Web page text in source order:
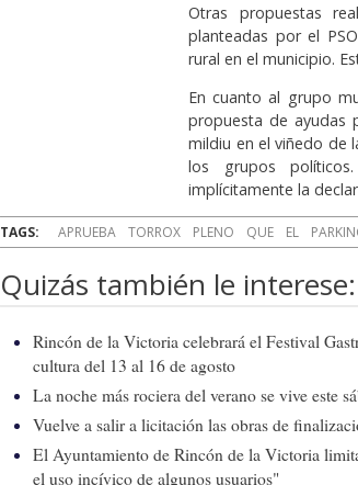
Otras propuestas
planteadas por el
rural en el municipio.
En cuanto al grupo
propuesta de ayudas
mildiu en el viñedo de
los grupos
implícitamente la
TAGS: APRUEBA TORROX PLENO QUE EL
Quizás también le interese:
Rincón de la Victoria celebrará el Festival
cultura del 13 al 16 de agosto
La noche más rociera del verano se vive este
Vuelve a salir a licitación las obras de
El Ayuntamiento de Rincón de la Victoria
el uso incívico de algunos usuarios"